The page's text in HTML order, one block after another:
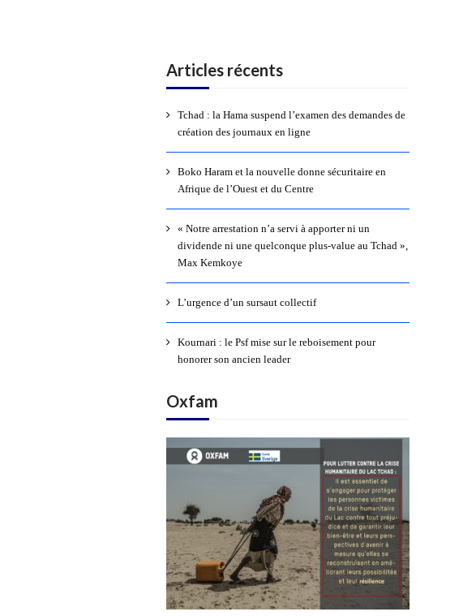
Articles récents
Tchad : la Hama suspend l’examen des demandes de
création des journaux en ligne
Boko Haram et la nouvelle donne sécuritaire en
Afrique de l’Ouest et du Centre
« Notre arrestation n’a servi à apporter ni un
dividende ni une quelconque plus-value au Tchad »,
Max Kemkoye
L’urgence d’un sursaut collectif
Kournari : le Psf mise sur le reboisement pour
honorer son ancien leader
Oxfam